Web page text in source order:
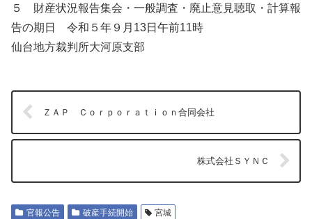
５ 財産状況報告集会・一般調査・廃止意見聴取・計算報
告の期日 令和５年９月13日午前11時
仙台地方裁判所大河原支部
ＺＡＰ Ｃｏｒｐｏｒａｔｉｏｎ合同会社
株式会社ＳＹＮＣ
官報公告 破産手続開始 宮城